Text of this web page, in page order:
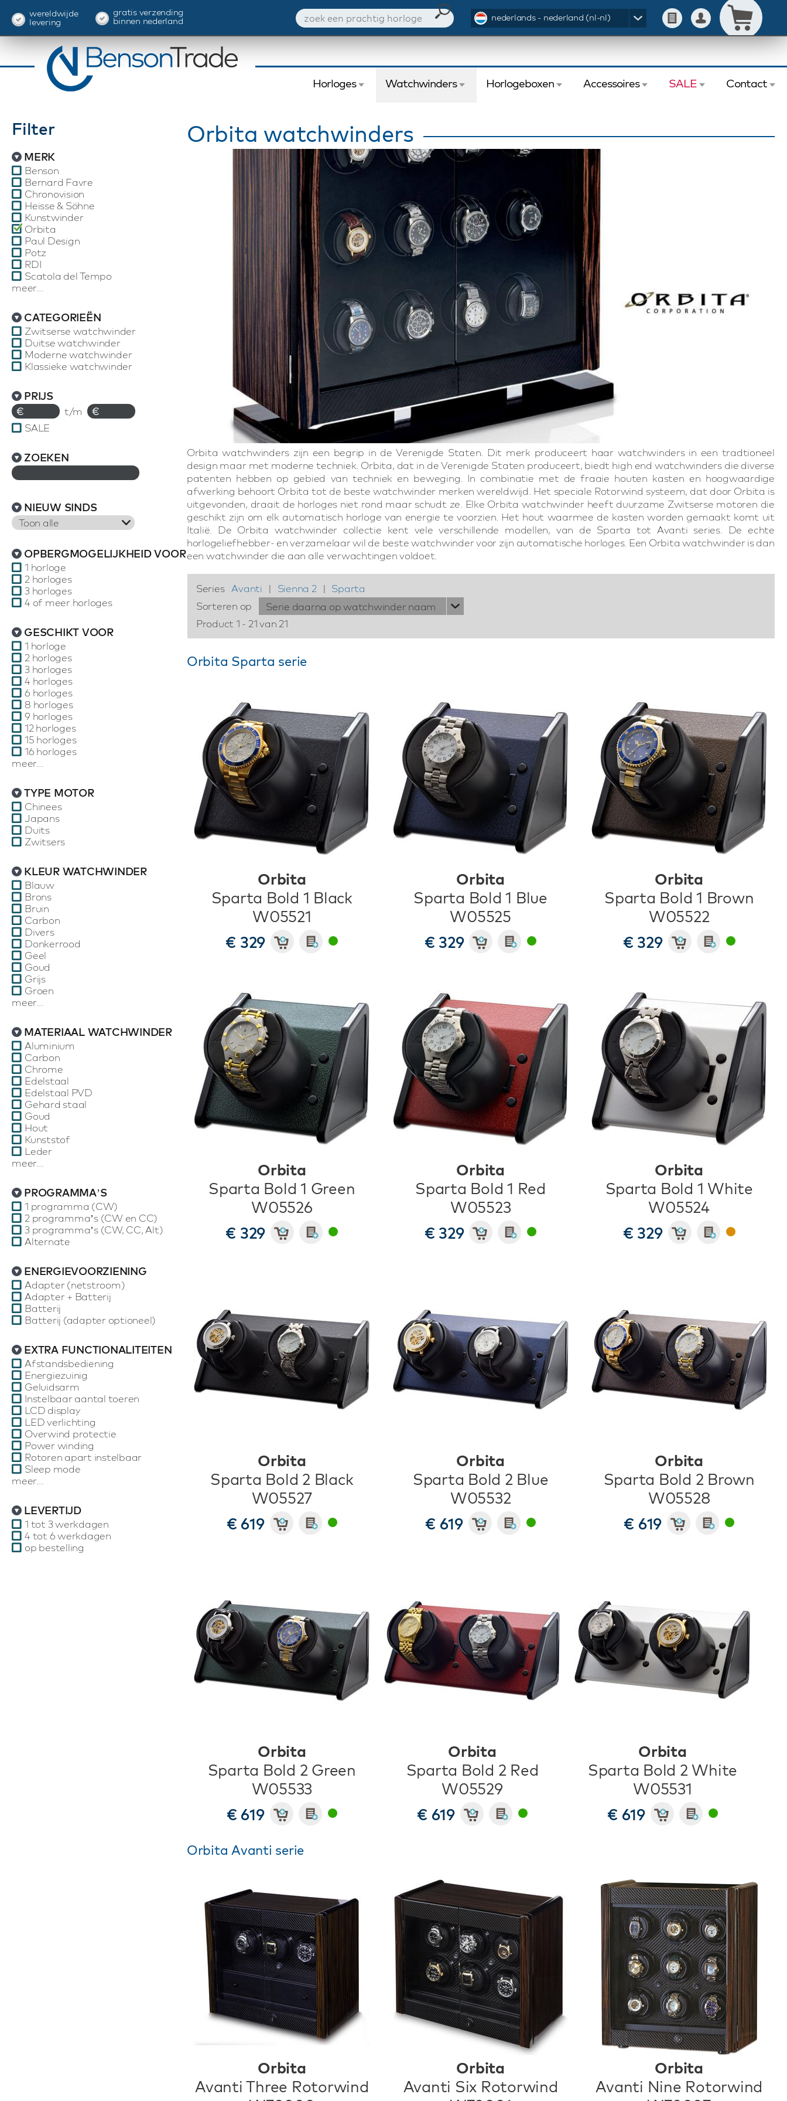
wereldwijde
levering
gratis verzending
binnen nederland nederlands - nederland (nl-nl)
Horloges Watchwinders Horlogeboxen Accessoires SALE Contact
Filter
MERK
Benson
Bernard Favre
Chronovision
Heisse & Söhne
Kunstwinder
Orbita
Paul Design
Potz
RDI
Scatola del Tempo
meer...
CATEGORIEËN
Zwitserse watchwinder
Duitse watchwinder
Moderne watchwinder
Klassieke watchwinder
PRIJS
€ t/m
€
SALE
ZOEKEN
NIEUW SINDS
Toon alle
OPBERGMOGELIJKHEID VOOR
1 horloge
2 horloges
3 horloges
4 of meer horloges
GESCHIKT VOOR
1 horloge
2 horloges
3 horloges
4 horloges
6 horloges
8 horloges
9 horloges
12 horloges
15 horloges
16 horloges
meer...
TYPE MOTOR
Chinees
Japans
Duits
Zwitsers
KLEUR WATCHWINDER
Blauw
Brons
Bruin
Carbon
Divers
Donkerrood
Geel
Goud
Grijs
Groen
meer...
MATERIAAL WATCHWINDER
Aluminium
Carbon
Chrome
Edelstaal
Edelstaal PVD
Gehard staal
Goud
Hout
Kunststof
Leder
meer...
PROGRAMMA’S
1 programma (CW)
2 programma’s (CW en CC)
3 programma’s (CW, CC, Alt)
Alternate
ENERGIEVOORZIENING
Adapter (netstroom)
Adapter + Batterij
Batterij
Batterij (adapter optioneel)
EXTRA FUNCTIONALITEITEN
Afstandsbediening
Energiezuinig
Geluidsarm
Instelbaar aantal toeren
LCD display
LED verlichting
Overwind protectie
Power winding
Rotoren apart instelbaar
Sleep mode
meer...
LEVERTIJD
1 tot 3 werkdagen
4 tot 6 werkdagen
op bestelling
Orbita watchwinders
Orbita watchwinders zijn een begrip in de Verenigde Staten. Dit merk produceert haar watchwinders in een tradtioneel
design maar met moderne techniek. Orbita, dat in de Verenigde Staten produceert, biedt high end watchwinders die diverse
patenten hebben op gebied van techniek en beweging. In combinatie met de fraaie houten kasten en hoogwaardige
afwerking behoort Orbita tot de beste watchwinder merken wereldwijd. Het speciale Rotorwind systeem, dat door Orbita is
uitgevonden, draait de horloges niet rond maar schudt ze. Elke Orbita watchwinder heeft duurzame Zwitserse motoren die
geschikt zijn om elk automatisch horloge van energie te voorzien. Het hout waarmee de kasten worden gemaakt komt uit
Italië. De Orbita watchwinder collectie kent vele verschillende modellen, van de Sparta tot Avanti series. De echte
horlogeliefhebber- en verzamelaar wil de beste watchwinder voor zijn automatische horloges. Een Orbita watchwinder is dan
een watchwinder die aan alle verwachtingen voldoet.
Series Avanti | Sienna 2 | Sparta
Sorteren op
Serie daarna op watchwinder naam
Product 1 - 21 van 21
Orbita Sparta serie
Orbita
Sparta Bold 1 Black
W05521
€ 329
Orbita
Sparta Bold 1 Blue
W05525
€ 329
Orbita
Sparta Bold 1 Brown
W05522
€ 329
Orbita
Sparta Bold 1 Green
W05526
€ 329
Orbita
Sparta Bold 1 Red
W05523
€ 329
Orbita
Sparta Bold 1 White
W05524
€ 329
Orbita
Sparta Bold 2 Black
W05527
€ 619
Orbita
Sparta Bold 2 Blue
W05532
€ 619
Orbita
Sparta Bold 2 Brown
W05528
€ 619
Orbita
Sparta Bold 2 Green
W05533
€ 619
Orbita
Sparta Bold 2 Red
W05529
€ 619
Orbita
Sparta Bold 2 White
W05531
€ 619
Orbita Avanti serie
Orbita
Avanti Three Rotorwind
Orbita
Avanti Six Rotorwind
Orbita
Avanti Nine Rotorwind